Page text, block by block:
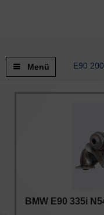
Menü E90
BMW E90 335i